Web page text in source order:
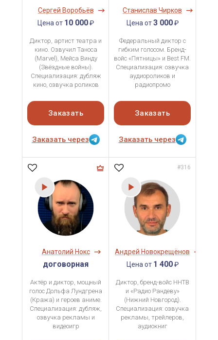
Сергей Воробьёв
Цена от 10 000₽
Диктор, артист театра и
кино. Озвучил Таноса
(Marvel), Мейса Винду
(Звёздные войны).
Специализация: дубляж
кино, озвучка роликов
Заказать
Заказать через
Станислав Чирков
Цена от3 000₽
Федеральный диктор с
гибким голосом. Бренд-
войс «Пятницы» и Best FM.
Специализация: озвучка
аудиороликов и
радиопромо
Заказать
Заказать через
Анатолий Нокс
договорная
Актёр и диктор, мощный
голос Дольфа Лундгрена
(Кража) и героев аниме.
Специализация: дубляж,
озвучка рекламы и
видеоигр
#316
Андрей Новокрещёнов
Цена от 1 400₽
Диктор, бренд-войс ННТВ
и «Радио Рандеву»
(Нижний Новгород).
Специализация: озвучка
рекламы, трейлеров,
аудиокниг